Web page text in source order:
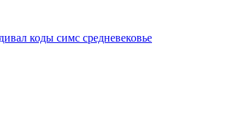
коды симс средневековье